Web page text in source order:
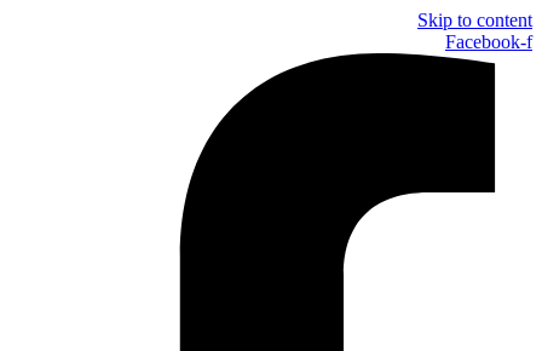
Skip to content
Facebook-f